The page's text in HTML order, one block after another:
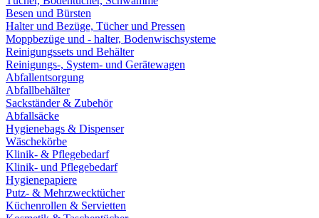
Besen und Bürsten
Halter und Bezüge, Tücher und Pressen
Moppbezüge und - halter, Bodenwischsysteme
Reinigungssets und Behälter
Reinigungs-, System- und Gerätewagen
Abfallentsorgung
Abfallbehälter
Sackständer & Zubehör
Abfallsäcke
Hygienebags & Dispenser
Wäschekörbe
Klinik- & Pflegebedarf
Klinik- und Pflegebedarf
Hygienepapiere
Putz- & Mehrzwecktücher
Küchenrollen & Servietten